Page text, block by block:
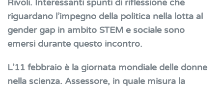
Rivoli. Interessanti spunti di riflessione che
riguardano l’impegno della politica nella lotta al
gender gap in ambito STEM e sociale sono
emersi durante questo incontro.
L’11 febbraio è la giornata mondiale delle donne
nella scienza. Assessore, in quale misura la